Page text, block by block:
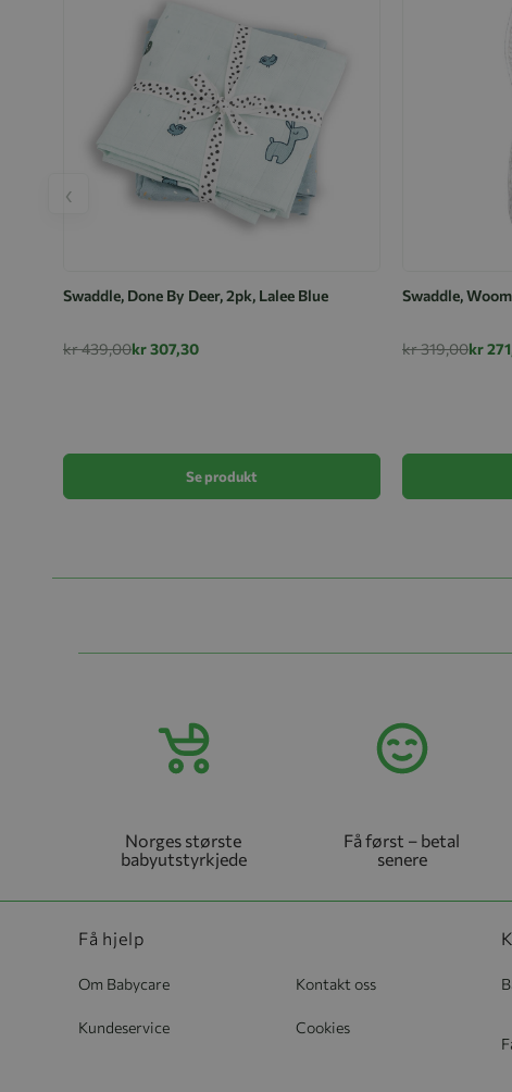
Swaddle, Done By Deer, 2pk, Lalee Blue
kr 439,00kr 307,30
Se produkt
Swaddle,
kr 319,00kr
‹
Norges største
babyutstyrkjede
Få først – betal
senere
Få hjelp
Om Babycare Kontakt oss
Kundeservice Cookies